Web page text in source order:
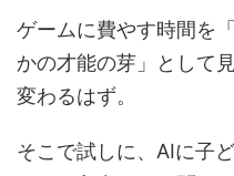
ゲームに費やす時間を
かの才能の芽」として
変わるはず。
そこで試しに、AIに子